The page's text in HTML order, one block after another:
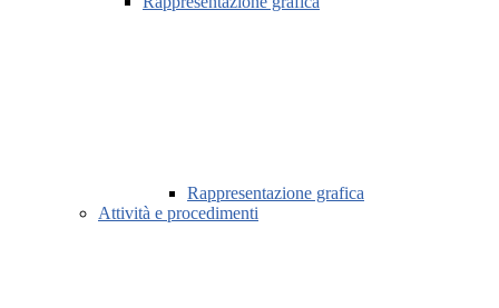
Rappresentazione grafica
Attività e procedimenti